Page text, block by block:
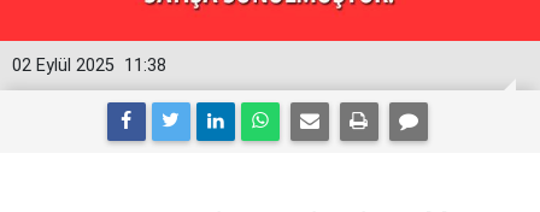
11:38
02 Eylül 2025